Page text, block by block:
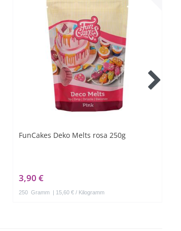
FunCakes Deko Melts rosa 250g
3,90 €
250 Gramm | 15,60 € / Kilogramm